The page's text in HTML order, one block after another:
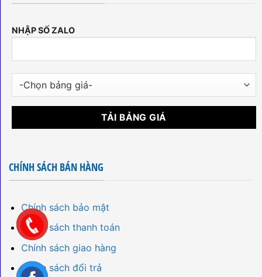
NHẬP SỐ ZALO
CHÍNH SÁCH BÁN HÀNG
Chính sách bảo mật
Chính sách thanh toán
Chính sách giao hàng
Chính sách đổi trả